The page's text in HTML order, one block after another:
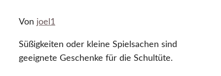
Von joel1
Süßigkeiten oder kleine Spielsachen sind
geeignete Geschenke für die Schultüte.